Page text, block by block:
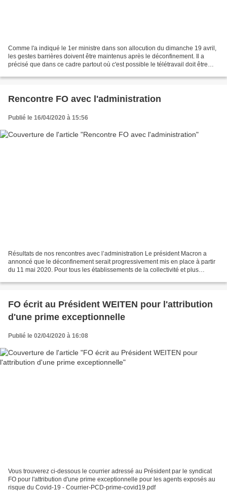
Comme l'a indiqué le 1er ministre dans son allocution du dimanche 19 avril,
les gestes barrières doivent être maintenus après le déconfinement. Il a
précisé que dans ce cadre partout où c'est possible le télétravail doit être
Rencontre FO avec l'administration
Publié le 16/04/2020 à 15:56
Résultats de nos rencontres avec l’administration Le président Macron a
annoncé que le déconfinement serait progressivement mis en place à partir
du 11 mai 2020. Pour tous les établissements de la collectivité et plus
FO écrit au Président WEITEN pour l'attribution
d'une prime exceptionnelle
Publié le 02/04/2020 à 16:08
Vous trouverez ci-dessous le courrier adressé au Président par le syndicat
FO pour l'attribution d'une prime exceptionnelle pour les agents exposés au
risque du Covid-19 - Courrier-PCD-prime-covid19.pdf